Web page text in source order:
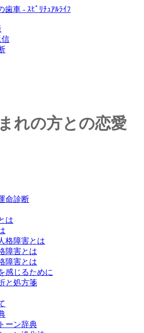
歯車 - ｽﾋﾟﾘﾁｭｱﾙﾗｲﾌ
信
れの方との恋愛
命診断
は
格障害とは
障害とは
障害とは
感じるために
と処方箋
ーン辞典